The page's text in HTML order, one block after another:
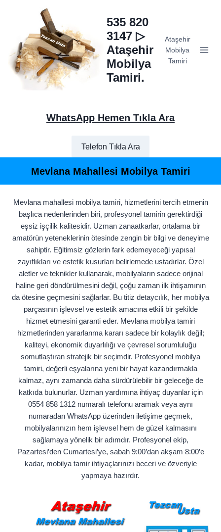
535 820
3147 ▷
Ataşehir
Mobilya
Tamiri.
Ataşehir
Mobilya
Tamiri
WhatsApp Hemen Tıkla Ara
Telefon Tıkla Ara
Mevlana Mahallesi Mobilya Tamiri
Mevlana mahallesi mobilya tamiri, hizmetlerini tercih etmenin
başlıca nedenlerinden biri, profesyonel tamirin gerektirdiği
eşsiz işçilik kalitesidir. Uzman zanaatkarlar, ortalama bir
amatörün yeteneklerinin ötesinde zengin bir bilgi ve deneyime
sahiptir. Eğitimsiz gözlerin fark edemeyeceği yapısal
zayıflıkları ve estetik kusurları belirlemede ustadırlar. Özel
aletler ve teknikler kullanarak, mobilyaların sadece orijinal
haline geri döndürülmesini değil, çoğu zaman ilk ihtişamının
da ötesine geçmesini sağlarlar. Bu titiz detaycılık, her mobilya
parçasının işlevsel ve estetik amacına etkili bir şekilde
hizmet etmesini garanti eder. Mevlana mobilya tamiri
hizmetlerinden yararlanma kararı sadece bir kolaylık değil;
kaliteyi, ekonomik duyarlılığı ve çevresel sorumluluğu
somutlaştıran stratejik bir seçimdir. Profesyonel mobilya
tamiri, değerli eşyalarına yeni bir hayat kazandırmakla
kalmaz, aynı zamanda daha sürdürülebilir bir geleceğe de
katkıda bulunurlar. Uzman yardımına ihtiyaç duyanlar için
0554 858 1312 numaralı telefonu aramak veya aynı
numaradan WhatsApp üzerinden iletişime geçmek,
mobilyalarınızın hem işlevsel hem de güzel kalmasını
sağlamaya yönelik bir adımdır. Profesyonel ekip,
Pazartesi’den Cumartesi’ye, sabah 9:00’dan akşam 8:00’e
kadar, mobilya tamir ihtiyaçlarınızı beceri ve özveriyle
yapmaya hazırdır.